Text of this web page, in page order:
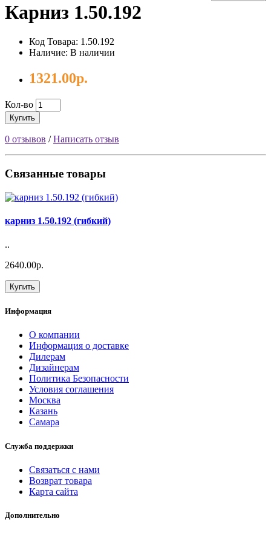
Карниз 1.50.192
Код Товара: 1.50.192
Наличие: В наличии
1321.00р.
Кол-во
Купить
0 отзывов /Написать отзыв
Связанные товары
карниз 1.50.192 (гибкий)
..
2640.00р.
Купить
Информация
О компании
Информация о доставке
Дилерам
Дизайнерам
Политика Безопасности
Условия соглашения
Москва
Казань
Самара
Служба поддержки
Связаться с нами
Возврат товара
Карта сайта
Дополнительно